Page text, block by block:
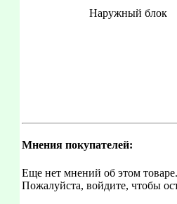
Наружный блок
Мнения покупателей:
Еще нет мнений об этом товаре.
Пожалуйста, войдите, чтобы